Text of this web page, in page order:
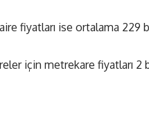
fiyatları ise ortalama 229
için metrekare fiyatları 2